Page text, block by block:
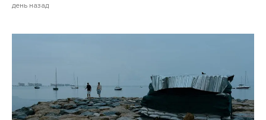
день назад